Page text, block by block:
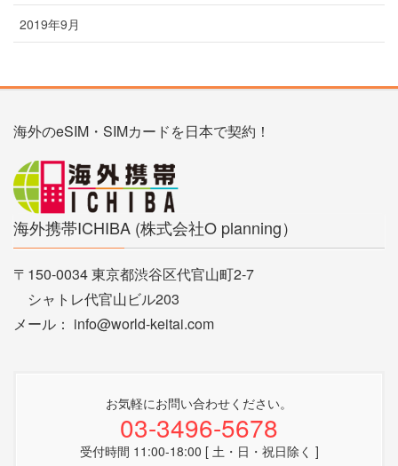
2019年9月
海外のeSIM・SIMカードを日本で契約！
海外携帯ICHIBA (株式会社O planning）
〒150-0034 東京都渋谷区代官山町2-7
シャトレ代官山ビル203
メール： info@world-keitai.com
お気軽にお問い合わせください。
03-3496-5678
受付時間 11:00-18:00 [ 土・日・祝日除く ]